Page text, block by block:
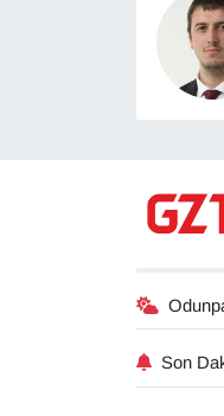
Son